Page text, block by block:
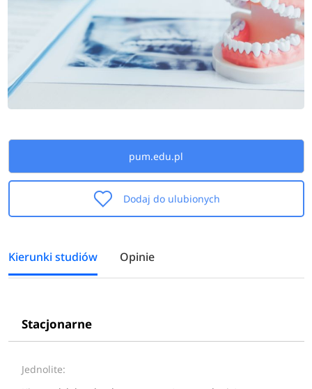
pum.edu.pl
Dodaj do ulubionych
Kierunki studiów Opinie
Stacjonarne
Jednolite: